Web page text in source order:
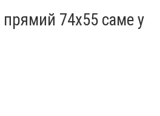
74х55 саме у